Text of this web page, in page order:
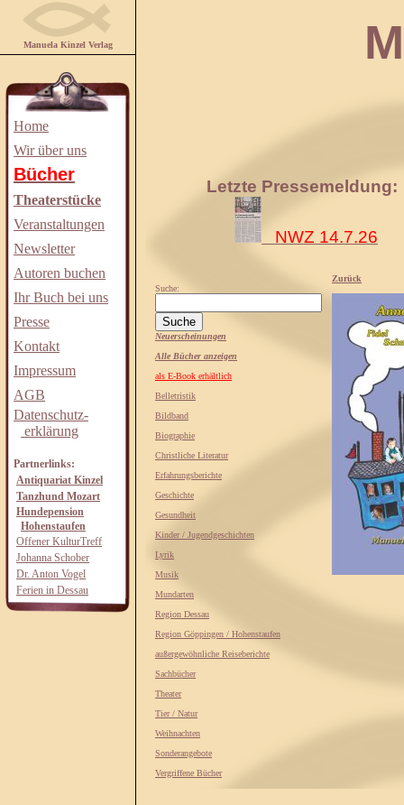
Manuela Kinzel Verlag
Home
Wir über uns
Bücher
Theaterstücke
Veranstaltungen
Newsletter
Autoren buchen
Ihr Buch bei uns
Presse
Kontakt
Impressum
AGB
Datenschutz-
erklärung
Partnerlinks:
Antiquariat Kinzel
Tanzhund Mozart
Hundepension
Hohenstaufen
Offener KulturTreff
Johanna Schober
Dr. Anton Vogel
Ferien in Dessau
Letzte Pressemeldung:
NWZ 14.7.26
Suche:
Neuerscheinungen
Alle Bücher anzeigen
als E-Book erhältlich
Belletristik
Bildband
Biographie
Christliche Literatur
Erfahrungsberichte
Geschichte
Gesundheit
Kinder / Jugendgeschichten
Lyrik
Musik
Mundarten
Region Dessau
Region Göppingen / Hohenstaufen
außergewöhnliche Reiseberichte
Sachbücher
Theater
Tier / Natur
Weihnachten
Sonderangebote
Vergriffene Bücher
Zurück